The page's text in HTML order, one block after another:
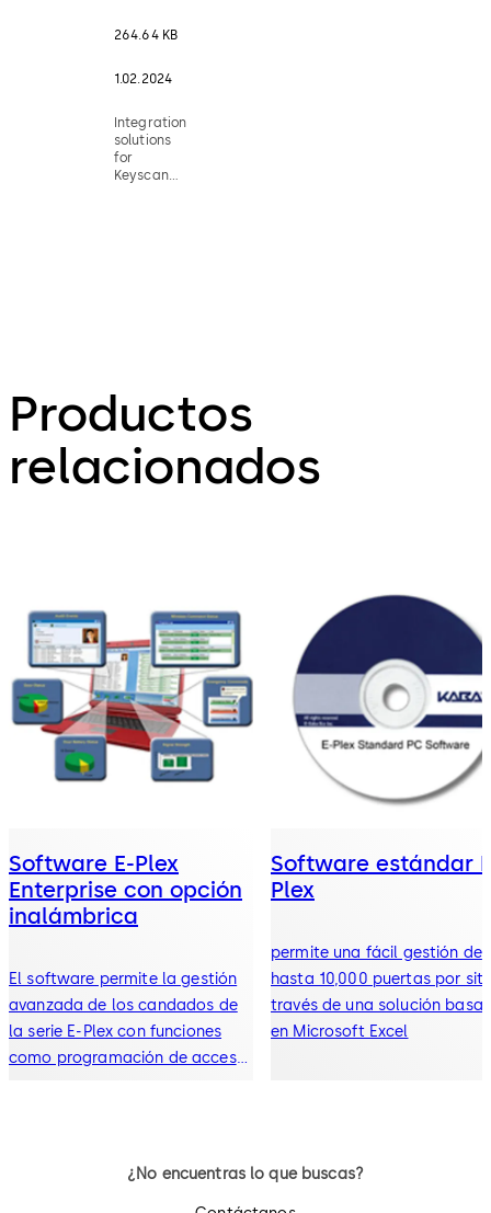
264.64 KB
1.02.2024
Integration
solutions
for
Keyscan
Productos
relacionados
Software E-Plex
Enterprise con opción
inalámbrica
El software permite la gestión
avanzada de los candados de
la serie E-Plex con funciones
como programación de acceso,
Software estándar
Plex
permite una fácil gestión de
hasta 10,000 puertas por
través de una solución
en Microsoft Excel
¿No encuentras lo que buscas?